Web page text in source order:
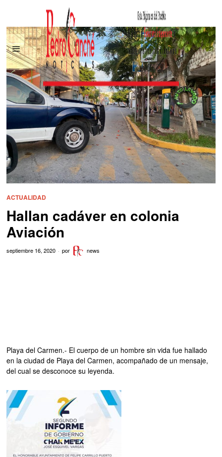
ACTUALIDAD
Hallan cadáver en colonia
Aviación
septiembre 16, 2020 por news
Playa del Carmen.- El cuerpo de un hombre sin vida fue hallado
en la ciudad de Playa del Carmen, acompañado de un mensaje,
del cual se desconoce su leyenda.